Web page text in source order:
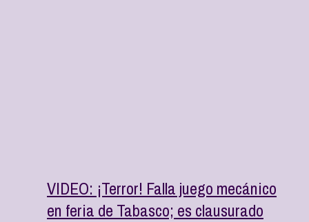
VIDEO: ¡Terror! Falla juego mecánico
en feria de Tabasco; es clausurado